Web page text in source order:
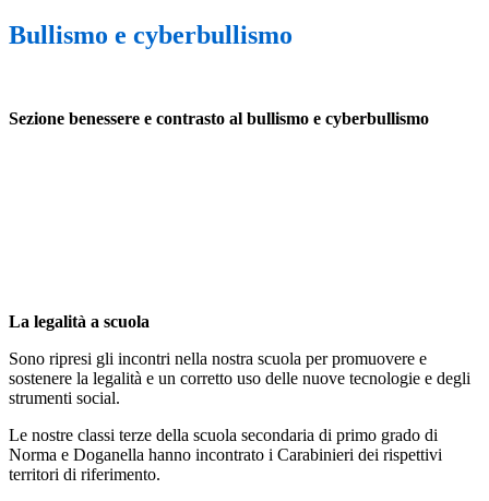
Bullismo e cyberbullismo
Sezione benessere e contrasto al bullismo e cyberbullismo
La legalità a scuola
Sono ripresi gli incontri nella nostra scuola per promuovere e
sostenere la legalità e un corretto uso delle nuove tecnologie e degli
strumenti social.
Le nostre classi terze della scuola secondaria di primo grado di
Norma e Doganella hanno incontrato i Carabinieri dei rispettivi
territori di riferimento.